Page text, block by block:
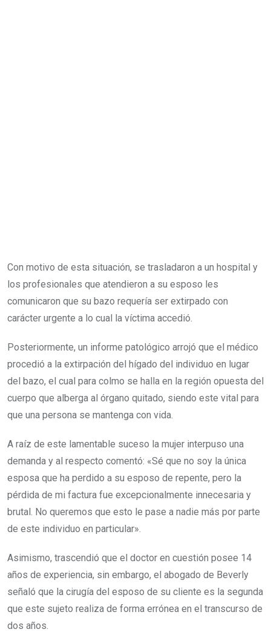
Con motivo de esta situación, se trasladaron a un hospital y
los profesionales que atendieron a su esposo les
comunicaron que su bazo requería ser extirpado con
carácter urgente a lo cual la víctima accedió.
Posteriormente, un informe patológico arrojó que el médico
procedió a la extirpación del hígado del individuo en lugar
del bazo, el cual para colmo se halla en la región opuesta del
cuerpo que alberga al órgano quitado, siendo este vital para
que una persona se mantenga con vida.
A raíz de este lamentable suceso la mujer interpuso una
demanda y al respecto comentó: «Sé que no soy la única
esposa que ha perdido a su esposo de repente, pero la
pérdida de mi factura fue excepcionalmente innecesaria y
brutal. No queremos que esto le pase a nadie más por parte
de este individuo en particular».
Asimismo, trascendió que el doctor en cuestión posee 14
años de experiencia, sin embargo, el abogado de Beverly
señaló que la cirugía del esposo de su cliente es la segunda
que este sujeto realiza de forma errónea en el transcurso de
dos años.